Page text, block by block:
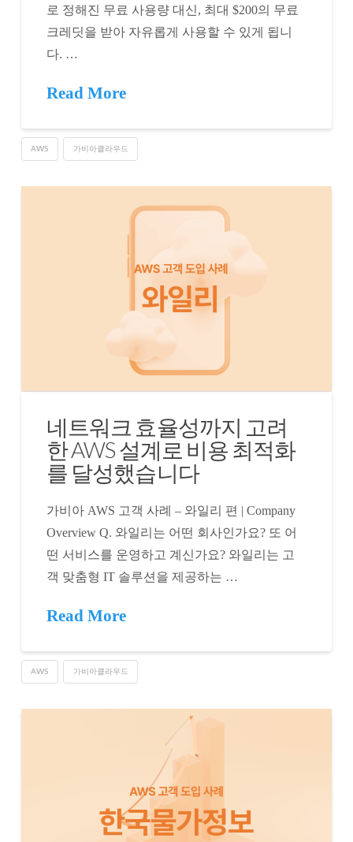
로 정해진 무료 사용량 대신, 최대 $200의 무료
크레딧을 받아 자유롭게 사용할 수 있게 됩니
다. …
Read More
AWS 가비아클라우드
네트워크 효율성까지 고려
한 AWS 설계로 비용 최적화
를 달성했습니다
가비아 AWS 고객 사례 – 와일리 편 | Company
Overview Q. 와일리는 어떤 회사인가요? 또 어
떤 서비스를 운영하고 계신가요? 와일리는 고
객 맞춤형 IT 솔루션을 제공하는 …
Read More
AWS 가비아클라우드